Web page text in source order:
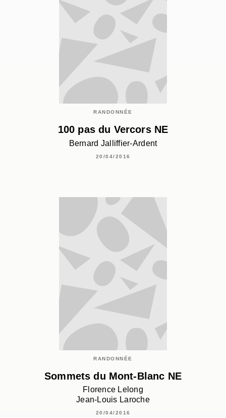
RANDONNÉE
100 pas du Vercors NE
Bernard Jalliffier-Ardent
20/04/2016
RANDONNÉE
Sommets du Mont-Blanc NE
Florence Lelong
Jean-Louis Laroche
20/04/2016